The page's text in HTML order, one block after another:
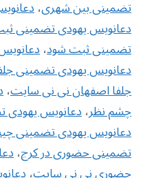
تضمینی بین شهری،
دعانویس یهودی تضمینی
تضمینی ثبت شود،
دعانویس یهودی تضمینی
جلفا اصفهان نی نی سایت،
چشم نظر،دعانویس
دعانویس یهودی تضمینی
تضمینی حضوری در کرج،